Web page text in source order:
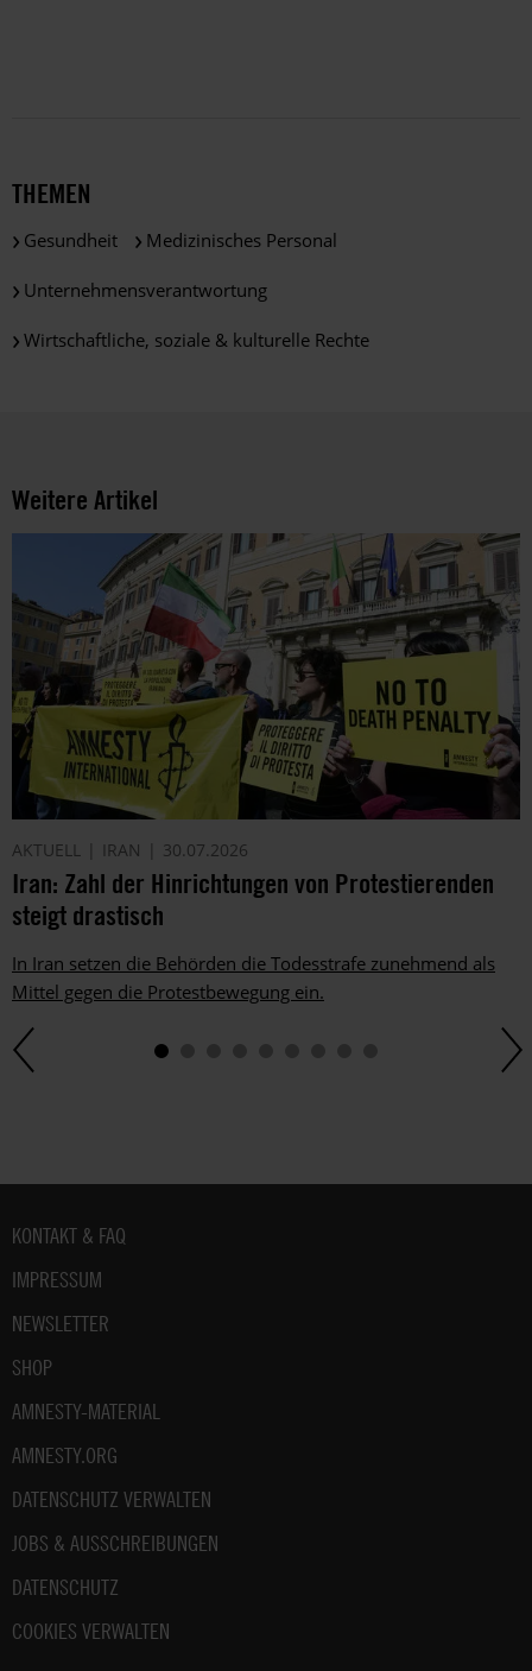
gesetzlichen
verarbeitet.
der
Unterstützung
von
Amnesty
informieren
wir
dich
ggf.
auch
per
Telefon
oder
Mail.
Dem
du
im
gesetzlichen
Datenschutz
THEMEN
Gesundheit Medizinisches Personal
Unternehmensverantwortung
Wirtschaftliche, soziale & kulturelle Rechte
Weitere Artikel
AKTUELL IRAN 30.07.2026
Iran: Zahl der Hinrichtungen von Protestierenden
steigt drastisch
In Iran setzen die Behörden die Todesstrafe zunehmend als
Mittel gegen die Protestbewegung ein.
Fußbereich
KONTAKT & FAQ
IMPRESSUM
NEWSLETTER
SHOP
AMNESTY-MATERIAL
AMNESTY.ORG
DATENSCHUTZ VERWALTEN
JOBS & AUSSCHREIBUNGEN
DATENSCHUTZ
COOKIES VERWALTEN